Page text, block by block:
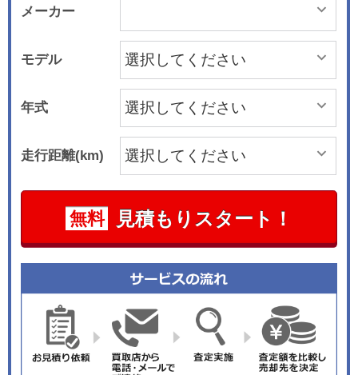
メーカー
モデル
年式
走行距離(km)
無料 見積もりスタート！